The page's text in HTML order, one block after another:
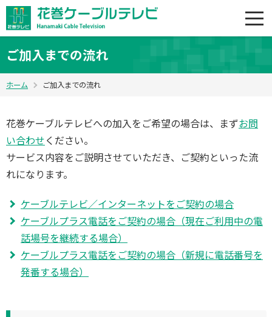
ご加入までの流れ
ホーム ご加入までの流れ
花巻ケーブルテレビへの加入をご希望の場合は、まずお問
い合わせください。
サービス内容をご説明させていただき、ご契約といった流
れになります。
ケーブルテレビ／インターネットをご契約の場合
ケーブルプラス電話をご契約の場合（現在ご利用中の電
話場号を継続する場合）
ケーブルプラス電話をご契約の場合（新規に電話番号を
発番する場合）